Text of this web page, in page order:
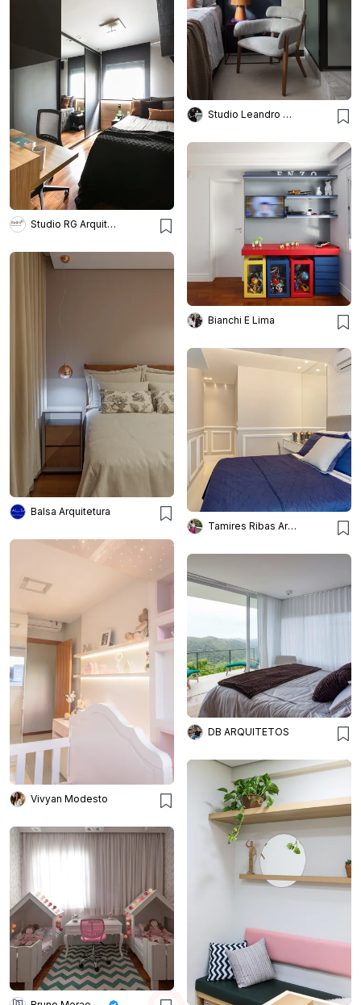
Studio Leandro Neves
Studio RG Arquitetura
Bianchi E Lima
Balsa Arquitetura
Tamires Ribas Arquitetura
Vivyan Modesto
DB ARQUITETOS